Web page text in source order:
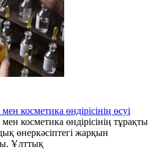
косметика өндірісінің өсуі
косметика өндірісінің тұрақты
өнеркәсіптегі жарқын
Ұлттық